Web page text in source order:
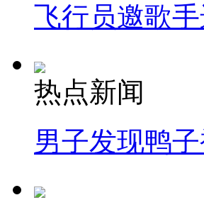
飞行员邀歌
热点新闻
男子发现鸭